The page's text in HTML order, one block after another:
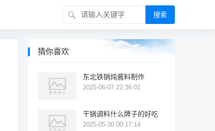
搜索
猜你喜欢
东北铁锅炖酱料制作
2025-06-07 22:36:01
干锅调料什么牌子的好吃
2025-05-30 00:17:14